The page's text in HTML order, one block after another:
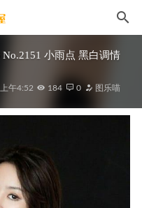
小雨点 黑白调情
午4:52 184 0 图乐喵
伊斯塔凛[63P/462MB]